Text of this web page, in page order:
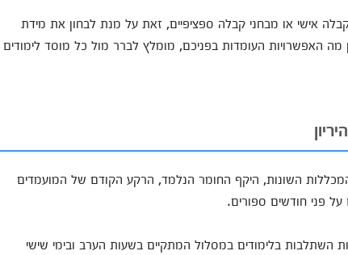
קבלה אישי או מבחני קבלה ספציפיים, זאת על מנת לבחון את מידת
מה האפשרויות העומדות בפניכם, מומלץ לברר מול כל מוסד לימודים
המכללות השונות, היקף החומר הנלמד, הרקע הקודם של המועמדים
על פני חודשים ספורים.
בלימודים במסלול המתקיים בשעות הערב ובימי שישי